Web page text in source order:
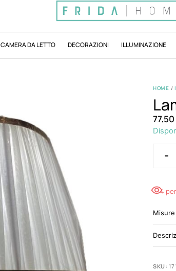
CAMERA DA LETTO DECORAZIONI ILLUMINAZIONE
HOME /
77,50
-
4
SKU: